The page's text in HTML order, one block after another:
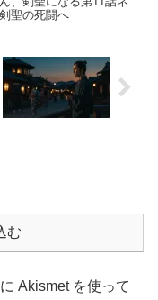
聖の死闘へ
む
Akismet を使って